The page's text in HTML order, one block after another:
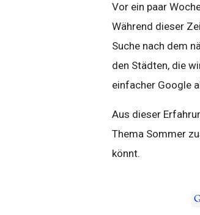
Vor ein paar
Während dieser
Suche nach dem
den Städten, die
einfacher Google
Aus dieser
Thema Sommer
könnt.